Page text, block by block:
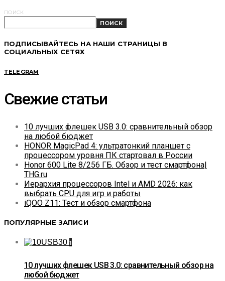
ПОИСК
ПОИСК
ПОДПИСЫВАЙТЕСЬ НА НАШИ СТРАНИЦЫ В
СОЦИАЛЬНЫХ СЕТЯХ
TELEGRAM
Свежие статьи
10 лучших флешек USB 3.0: сравнительный обзор
на любой бюджет
HONOR MagicPad 4: ультратонкий планшет с
процессором уровня ПК стартовал в России
Honor 600 Lite 8/256 ГБ. Обзор и тест смартфона|
THG.ru
Иерархия процессоров Intel и AMD 2026: как
выбрать CPU для игр и работы
iQOO Z11: Тест и обзор смартфона
ПОПУЛЯРНЫЕ ЗАПИСИ
1
10 лучших флешек USB 3.0: сравнительный обзор на
любой бюджет